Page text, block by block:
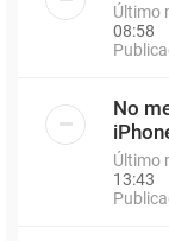
Último
08:58
No
Último
13:43